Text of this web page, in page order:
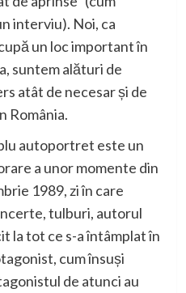
interviu). Noi, ca
un loc important în
suntem alături de
atât de necesar și de
România.
autoportret este un
a unor momente din
1989, zi în care
tulburi, autorul
la tot ce s-a întâmplat în
cum însuși
de atunci au